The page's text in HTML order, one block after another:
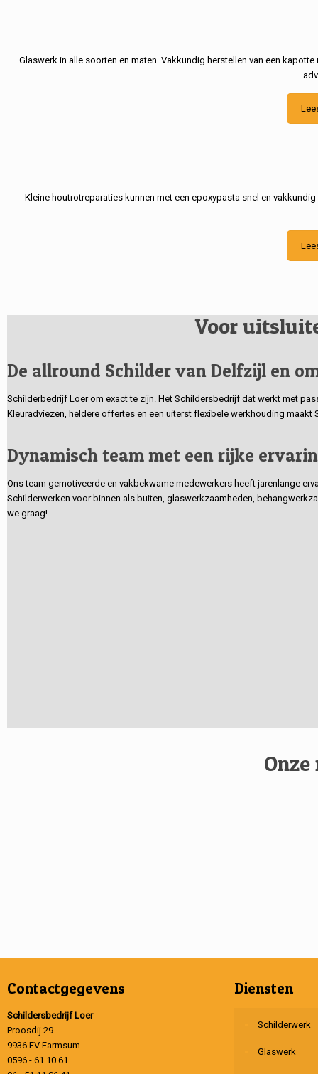
Glaswerk in alle soorten en maten. Vakkundig herstellen van een
Kleine houtrotreparaties kunnen met een epoxypasta snel en
Voor
De allround Schilder van Delfzijl en
Schilderbedrijf Loer om exact te zijn. Het Schildersbedrijf dat werkt met
Kleuradviezen, heldere offertes en een uiterst flexibele werkhouding
Dynamisch team met een rijke
Ons team gemotiveerde en vakbekwame medewerkers heeft jarenlange
Schilderwerken voor binnen als buiten, glaswerkzaamheden,
we graag!
Contactgegevens
Schildersbedrijf Loer
Proosdij 29
9936 EV Farmsum
0596 - 61 10 61
Diensten
Schilderwerk
Glaswerk